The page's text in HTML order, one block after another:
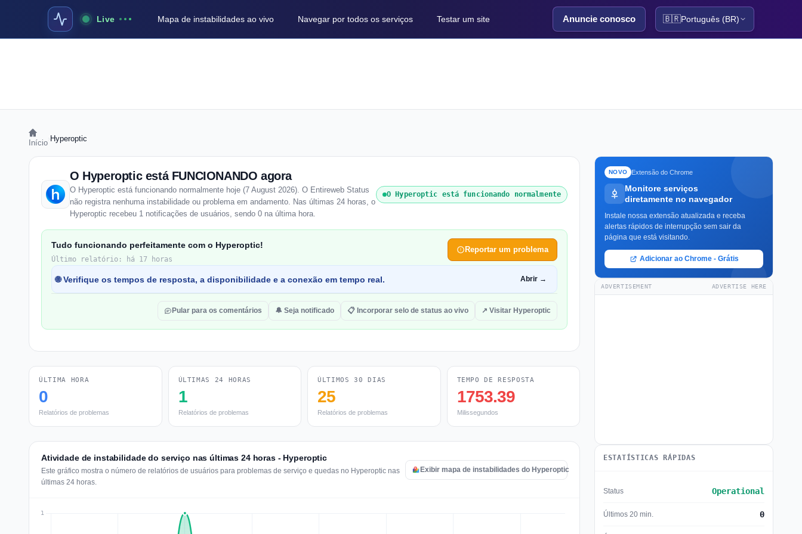
Live Mapa de instabilidades ao vivo Navegar por todos os serviços Testar um site Anuncie conosco 🇧🇷Português (BR)
Início Hyperoptic
O Hyperoptic está FUNCIONANDO agora
O Hyperoptic está funcionando normalmente hoje (7 August 2026). O Entireweb Status
não registra nenhuma instabilidade ou problema em andamento. Nas últimas 24 horas, o
Hyperoptic recebeu 1 notificações de usuários, sendo 0 na última hora.
O Hyperoptic está funcionando normalmente
Tudo funcionando perfeitamente com o Hyperoptic!
Último relatório: há 17 horas
Reportar um problema
🌐 Verifique os tempos de resposta, a disponibilidade e a conexão em tempo real. Abrir →
Pular para os comentários 🔔 Seja notificado 📋 Incorporar selo de status ao vivo ↗ Visitar Hyperoptic
ÚLTIMA HORA
0
Relatórios de problemas
ÚLTIMAS 24 HORAS
1
Relatórios de problemas
ÚLTIMOS 30 DIAS
25
Relatórios de problemas
TEMPO DE RESPOSTA
1753.39
Milissegundos
Atividade de instabilidade do serviço nas últimas 24 horas - Hyperoptic
Este gráfico mostra o número de relatórios de usuários para problemas de serviço e quedas no Hyperoptic nas
últimas 24 horas.
Exibir mapa de instabilidades do Hyperoptic
NOVO Extensão do Chrome
Monitore serviços
diretamente no navegador
Instale nossa extensão atualizada e receba
alertas rápidos de interrupção sem sair da
página que está visitando.
Adicionar ao Chrome - Grátis
ADVERTISEMENT ADVERTISE HERE
ESTATÍSTICAS RÁPIDAS
Status Operational
Últimos 20 min. 0